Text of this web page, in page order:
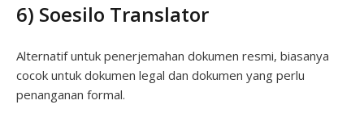
6) Soesilo Translator
Alternatif untuk penerjemahan dokumen resmi, biasanya
cocok untuk dokumen legal dan dokumen yang perlu
penanganan formal.